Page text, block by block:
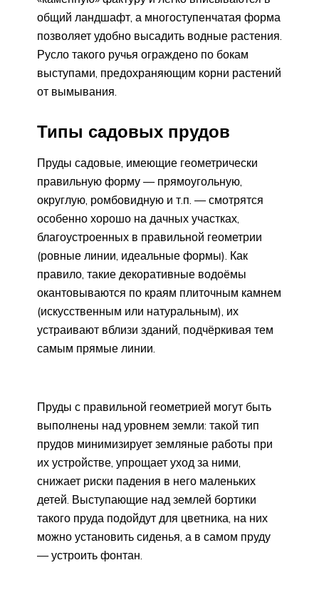
общий ландшафт, а многоступенчатая форма
позволяет удобно высадить водные растения.
Русло такого ручья ограждено по бокам
выступами, предохраняющим корни растений
от вымывания.
Типы садовых прудов
Пруды садовые, имеющие геометрически
правильную форму — прямоугольную,
округлую, ромбовидную и т.п. — смотрятся
особенно хорошо на дачных участках,
благоустроенных в правильной геометрии
(ровные линии, идеальные формы). Как
правило, такие декоративные водоёмы
окантовываются по краям плиточным камнем
(искусственным или натуральным), их
устраивают вблизи зданий, подчёркивая тем
самым прямые линии.
Пруды с правильной геометрией могут быть
выполнены над уровнем земли: такой тип
прудов минимизирует земляные работы при
их устройстве, упрощает уход за ними,
снижает риски падения в него маленьких
детей. Выступающие над землей бортики
такого пруда подойдут для цветника, на них
можно установить сиденья, а в самом пруду
— устроить фонтан.